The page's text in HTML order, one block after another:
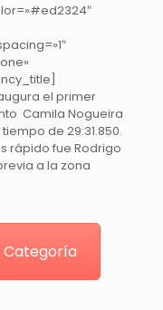
el primer
Camila Nogueira
de 29:31.850.
rápido fue Rodrigo
a la zona
Categoría